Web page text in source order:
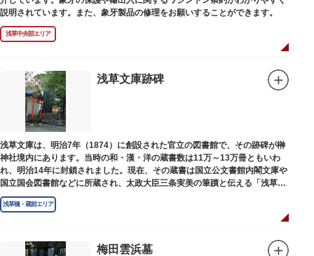
説明されています。また、象牙製品の修理をお願いすることができます。
浅草中央部エリア
浅草文庫跡碑
浅草文庫は、明治7年（1874）に創設された官立の図書館で、その跡碑が榊
神社境内にあります。当時の和・漢・洋の蔵書数は11万～13万冊ともいわ
れ、明治14年に封鎖されました。現在、その蔵書は国立公文書館内閣文庫や
国立国会図書館などに所蔵され、太政大臣三条実美の筆蹟と伝える「浅草文
庫」の朱印が押されています。
浅草橋・蔵前エリア
梅田雲浜墓